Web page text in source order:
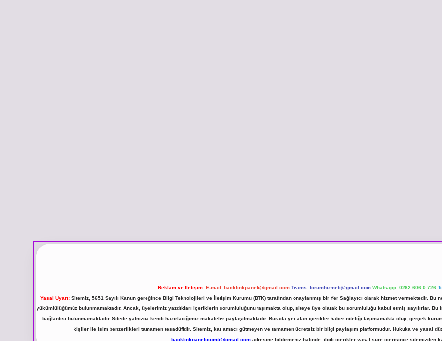
Reklam ve İletişim: E-mail: backlinkpaneli@gmail.com Teams: forumhizmeti@gmail.com Whatsapp: 0262 606 0 726
Yasal Uyarı:Sitemiz, 5651 Sayılı Kanun gereğince Bilgi Teknolojileri ve İletişim Kurumu (BTK) tarafından onaylanmış bir Yer Sağlayıcı olarak hizmet vermektedir.
yükümlülüğümüz bulunmamaktadır. Ancak, üyelerimiz yazdıkları içeriklerin sorumluluğunu taşımakta olup, siteye üye olarak bu sorumluluğu kabul etmiş sayılırlar.
bağlantısı bulunmamaktadır. Sitede yalnızca kendi hazırladığımız makaleler paylaşılmaktadır. Burada yer alan içerikler haber niteliği taşımamakta olup, gerçek
kişiler ile isim benzerlikleri tamamen tesadüfidir. Sitemiz, kar amacı gütmeyen ve tamamen ücretsiz bir bilgi paylaşım platformudur. Hukuka ve yasal
backlinkpanelicomtr@gmail.com adresine bildirmeniz halinde, ilgili içerikler yasal süre içerisinde sitemizden